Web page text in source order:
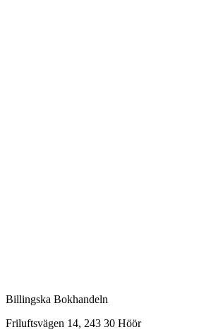
Billingska Bokhandeln
Friluftsvägen 14, 243 30 Höör